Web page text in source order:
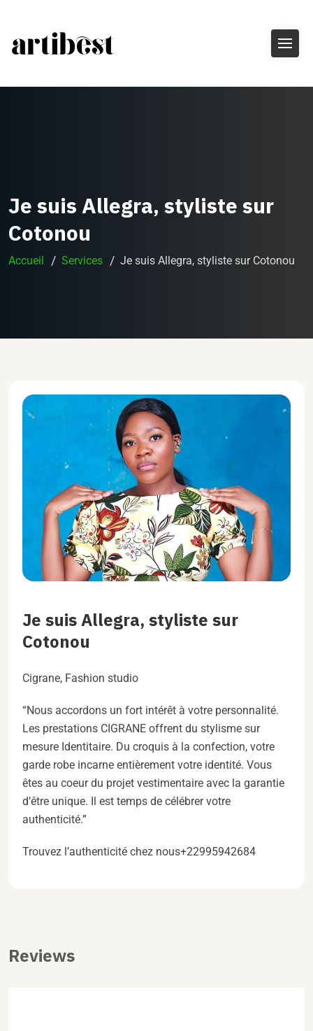
Je suis Allegra, styliste sur
Cotonou
Accueil Services Je suis Allegra, styliste sur Cotonou
Je suis Allegra, styliste sur
Cotonou
Cigrane, Fashion studio
“Nous accordons un fort intérêt à votre personnalité.
Les prestations CIGRANE offrent du stylisme sur
mesure Identitaire. Du croquis à la confection, votre
garde robe incarne entièrement votre identité. Vous
êtes au coeur du projet vestimentaire avec la garantie
d’être unique. Il est temps de célébrer votre
authenticité.”
Trouvez l’authenticité chez nous+22995942684
Reviews